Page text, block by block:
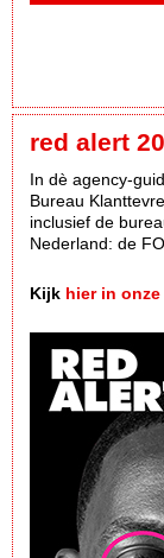
red alert
In dè agency-
Bureau
inclusief de
Nederland: de
Kijk hier in